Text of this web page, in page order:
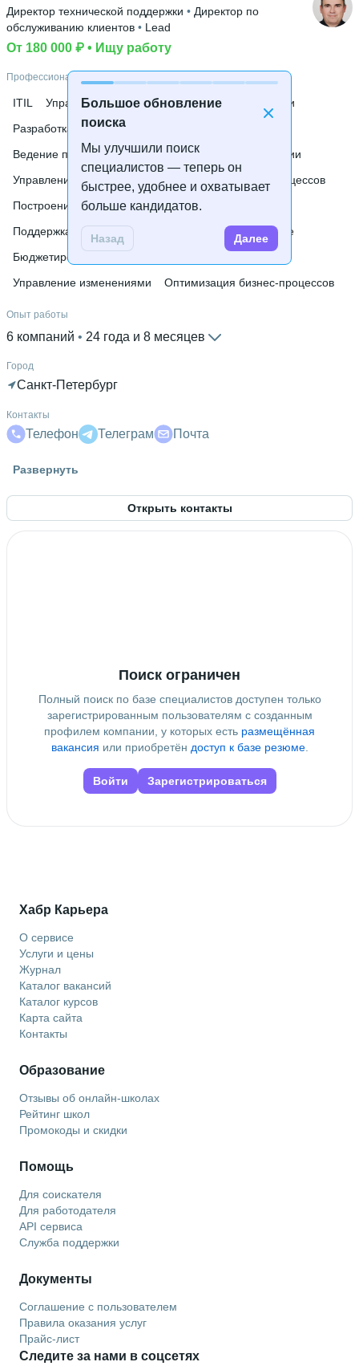
Большое обновление
поиска
Мы улучшили поиск
специалистов — теперь он
быстрее, удобнее и охватывает
больше кандидатов.
Назад Далее
информатики
3 года и 1 месяц
Ещё 1 в профиле
Дополнительное образование
Директор технической поддержки • Директор по
обслуживанию клиентов • Lead
От 180 000 ₽ • Ищу работу
Профессиональные навыки
ITIL Управление IT-услугами
Управление людьми
Разработка ТЗ
Управление проектами
Ведение переговоров
Информационные технологии
Управление разработкой
Организация бизнес-процессов
Построение команды
Проектное планирование
Поддержка клиентов
Планирование
Бюджетирование проектов
Управление изменениями
Оптимизация бизнес-процессов
Опыт работы
6 компаний 24 года и 8 месяцев
Город
Санкт-Петербург
Контакты
Телефон Телеграм Почта
Высшее образование
информатики
3 года и 7 месяцев
Дополнительное образование
ORPAK LLC
Развернуть
Открыть контакты
Поиск ограничен
Полный поиск по базе специалистов доступен только
зарегистрированным пользователям с созданным
профилем компании, у которых есть размещённая
вакансия или приобретён доступ к базе резюме.
Войти Зарегистрироваться
Хабр Карьера
О сервисе
Услуги и цены
Журнал
Каталог вакансий
Каталог курсов
Карта сайта
Контакты
Образование
Отзывы об онлайн-школах
Рейтинг школ
Промокоды и скидки
Помощь
Для соискателя
Для работодателя
API сервиса
Служба поддержки
Документы
Соглашение с пользователем
Правила оказания услуг
Прайс-лист
Следите за нами в соцсетях